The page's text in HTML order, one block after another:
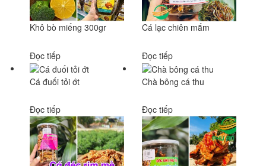
Khô bò miếng 300gr
Đọc tiếp
Cá lạc chiên mắm
Đọc tiếp
Cá đuối tỏi ớt
Đọc tiếp
Chà bông cá thu
Đọc tiếp